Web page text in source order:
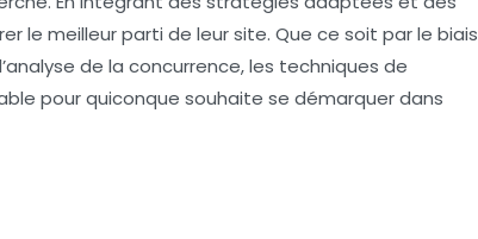
le meilleur parti de leur site. Que ce soit par le biais
analyse de la concurrence, les techniques de
pour quiconque souhaite se démarquer dans